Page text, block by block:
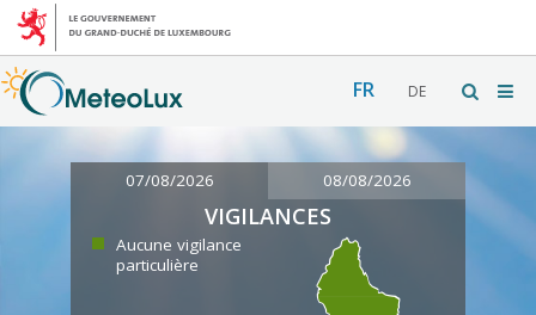
FR DE
07/08/2026 08/08/2026
VIGILANCES
Aucune vigilance
particulière